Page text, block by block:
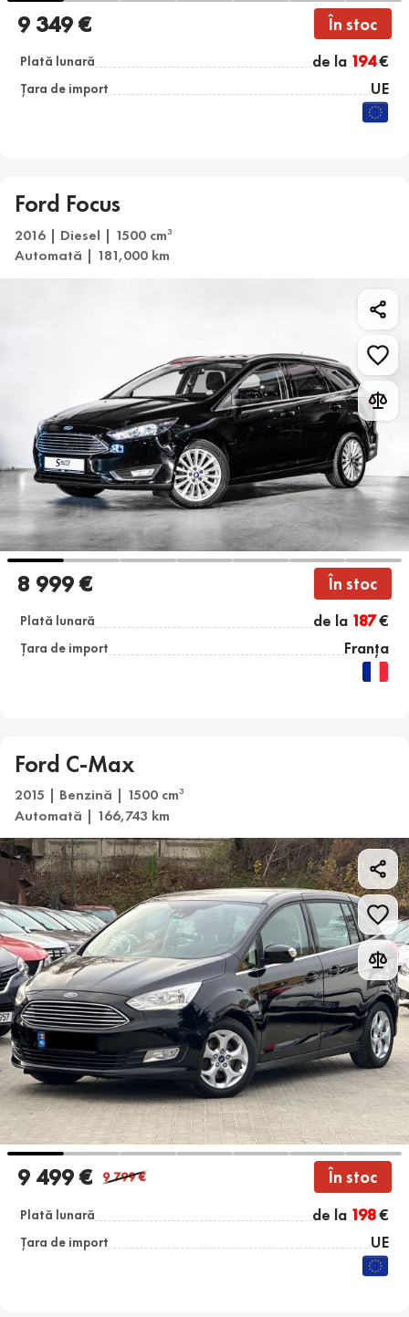
9 349 € În stoc
Plată lunară de la 194€
Țara de import UE
Ford Focus
2016 | Diesel | 1500 cm3
Automată | 181,000 km
8 999 € În stoc
Plată lunară de la 187€
Țara de import Franța
Ford C-Max
2015 | Benzină | 1500 cm3
Automată | 166,743 km
9 499 € 9 799€ În stoc
Plată lunară de la 198€
Țara de import UE